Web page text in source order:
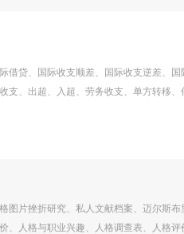
借贷、国际收支顺差、国际收支逆差、
支、出超、入超、劳务收支、单方转移
图片挫折研究、私人文献档案、迈尔斯
、人格与职业兴趣、人格调查表、人格